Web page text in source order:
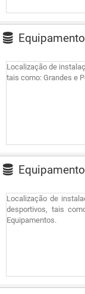
Localização de
tais como: Grandes e
Localização de
desportivos, tais
Equipamentos.